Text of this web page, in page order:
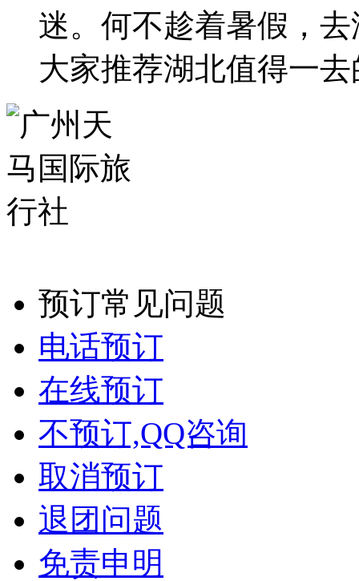
迷。何不趁着暑假，
大家推荐湖北值得一
预订常见问题
电话预订
在线预订
不预订,QQ咨询
取消预订
退团问题
免责申明